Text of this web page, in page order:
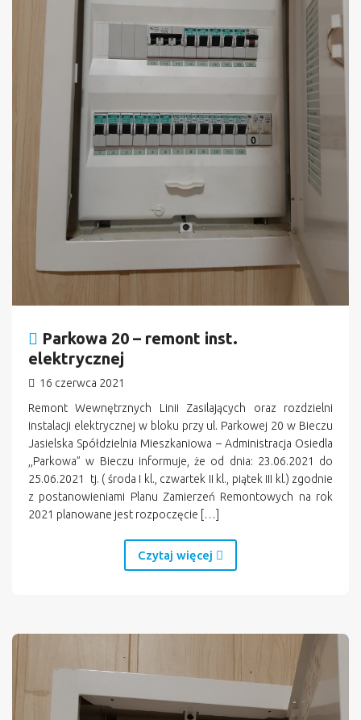
Parkowa 20 – remont inst.
elektrycznej
16 czerwca 2021
Remont Wewnętrznych Linii Zasilających oraz rozdzielni
instalacji elektrycznej w bloku przy ul. Parkowej 20 w Bieczu
Jasielska Spółdzielnia Mieszkaniowa – Administracja Osiedla
,,Parkowa” w Bieczu informuje, że od dnia: 23.06.2021 do
25.06.2021 tj. ( środa I kl., czwartek II kl., piątek III kl.) zgodnie
z postanowieniami Planu Zamierzeń Remontowych na rok
2021 planowane jest rozpoczęcie […]
Czytaj więcej